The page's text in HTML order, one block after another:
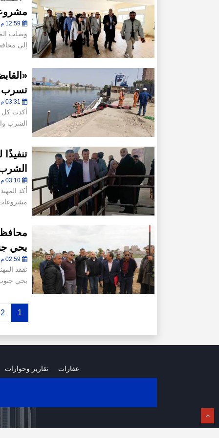
12:59 م - الإثنين 27 أبريل 2026
وصلت
إلى
تسرب
أكدت كل
الشرب
03:10 م - الخميس 18 ديسمبر 2025
أكد
بحي
02:59 م - الأربعاء 17 ديسمبر 2025
تفقد
بحي
1
2
عقارات تقارير وحوارات